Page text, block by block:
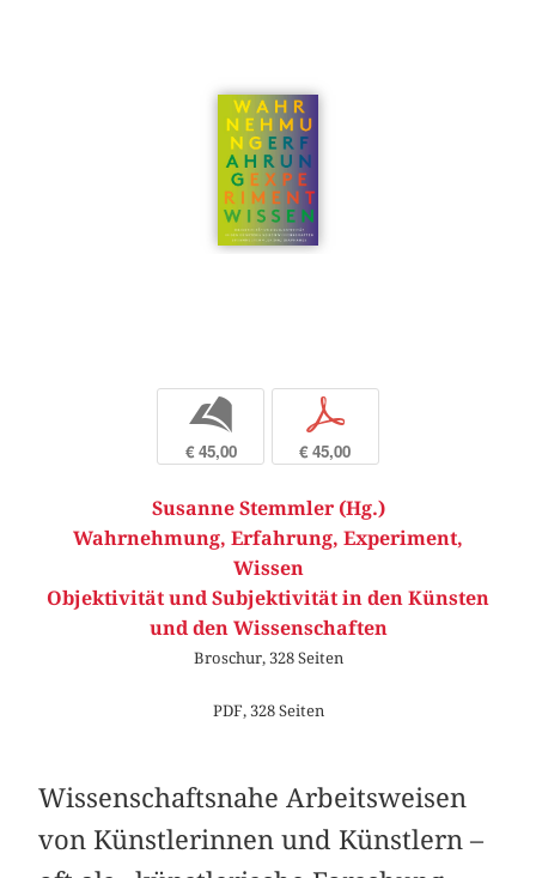
b
€ 45,00
p
€ 45,00
Susanne Stemmler (Hg.)
Wahrnehmung, Erfahrung, Experiment,
Wissen
Objektivität und Subjektivität in den Künsten
und den Wissenschaften
Broschur, 328 Seiten
PDF, 328 Seiten
Wissenschaftsnahe Arbeitsweisen
von Künstlerinnen und Künstlern –